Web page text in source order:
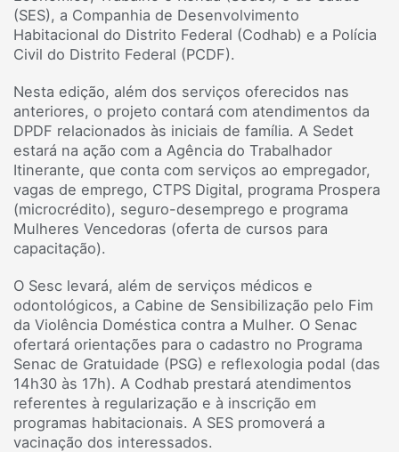
(SES), a Companhia de Desenvolvimento
Habitacional do Distrito Federal (Codhab) e a Polícia
Civil do Distrito Federal (PCDF).
Nesta edição, além dos serviços oferecidos nas
anteriores, o projeto contará com atendimentos da
DPDF relacionados às iniciais de família. A Sedet
estará na ação com a Agência do Trabalhador
Itinerante, que conta com serviços ao empregador,
vagas de emprego, CTPS Digital, programa Prospera
(microcrédito), seguro-desemprego e programa
Mulheres Vencedoras (oferta de cursos para
capacitação).
O Sesc levará, além de serviços médicos e
odontológicos, a Cabine de Sensibilização pelo Fim
da Violência Doméstica contra a Mulher. O Senac
ofertará orientações para o cadastro no Programa
Senac de Gratuidade (PSG) e reflexologia podal (das
14h30 às 17h). A Codhab prestará atendimentos
referentes à regularização e à inscrição em
programas habitacionais. A SES promoverá a
vacinação dos interessados.